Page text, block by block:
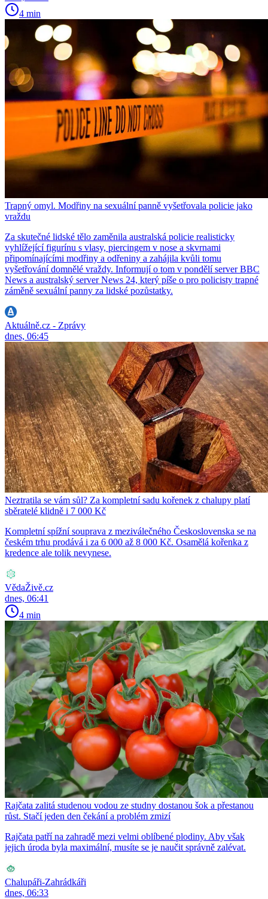
4 min
Trapný omyl. Modřiny na sexuální panně vyšetřovala policie jako
vraždu
Za skutečné lidské tělo zaměnila australská policie realisticky
vyhlížející figurínu s vlasy, piercingem v nose a skvrnami
připomínajícími modřiny a odřeniny a zahájila kvůli tomu
vyšetřování domnělé vraždy. Informují o tom v pondělí server BBC
News a australský server News 24, který píše o pro policisty trapné
záměně sexuální panny za lidské pozůstatky.
Aktuálně.cz - Zprávy
dnes, 06:45
Neztratila se vám sůl? Za kompletní sadu kořenek z chalupy platí
sběratelé klidně i 7 000 Kč
Kompletní spížní souprava z meziválečného Československa se na
českém trhu prodává i za 6 000 až 8 000 Kč. Osamělá kořenka z
kredence ale tolik nevynese.
VědaŽivě.cz
dnes, 06:41
4 min
Rajčata zalitá studenou vodou ze studny dostanou šok a přestanou
růst. Stačí jeden den čekání a problém zmizí
Rajčata patří na zahradě mezi velmi oblíbené plodiny. Aby však
jejich úroda byla maximální, musíte se je naučit správně zalévat.
Chalupáři-Zahrádkáři
dnes, 06:33